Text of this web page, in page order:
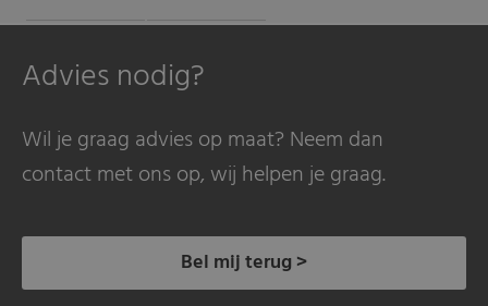
Advies nodig?
Wil je graag advies op maat? Neem dan
contact met ons op, wij helpen je graag.
Bel mij terug >